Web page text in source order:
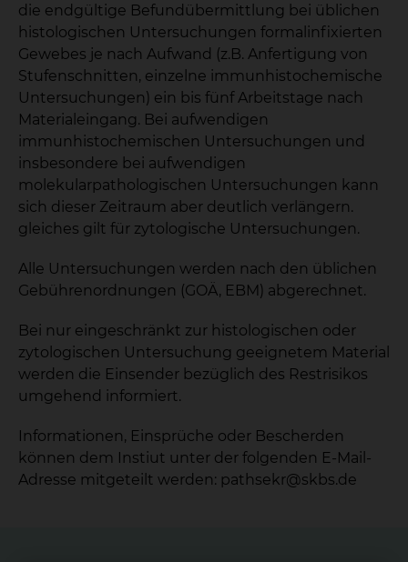
die endgültige Befundübermittlung bei üblichen
histologischen Untersuchungen formalinfixierten
Gewebes je nach Aufwand (z.B. Anfertigung von
Stufenschnitten, einzelne immunhistochemische
Untersuchungen) ein bis fünf Arbeitstage nach
Materialeingang. Bei aufwendigen
immunhistochemischen Untersuchungen und
insbesondere bei aufwendigen
molekularpathologischen Untersuchungen kann
sich dieser Zeitraum aber deutlich verlängern.
gleiches gilt für zytologische Untersuchungen.
Alle Untersuchungen werden nach den üblichen
Gebührenordnungen (GOÄ, EBM) abgerechnet.
Bei nur eingeschränkt zur histologischen oder
zytologischen Untersuchung geeignetem Material
werden die Einsender bezüglich des Restrisikos
umgehend informiert.
Informationen, Einsprüche oder Bescherden
können dem Instiut unter der folgenden E-Mail-
Adresse mitgeteilt werden: pathsekr@skbs.de